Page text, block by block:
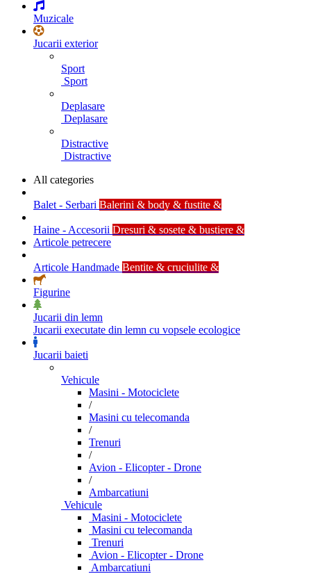
Muzicale
Jucarii exterior
Sport
Sport
Deplasare
Deplasare
Distractive
Distractive
All categories
Balet - Serbari Balerini & body & fustite &
Haine - Accesorii Dresuri & sosete & bustiere &
Articole petrecere
Articole Handmade Bentite & cruciulite &
Figurine
Jucarii din lemn
Jucarii executate din lemn cu vopsele ecologice
Jucarii baieti
Vehicule
Masini - Motociclete
/
Masini cu telecomanda
/
Trenuri
/
Avion - Elicopter - Drone
/
Ambarcatiuni
Vehicule
Masini - Motociclete
Masini cu telecomanda
Trenuri
Avion - Elicopter - Drone
Ambarcatiuni